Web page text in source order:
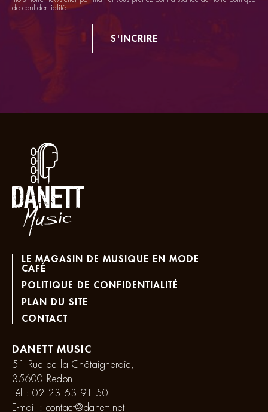
de confidentialité.
S'INCRIRE
LE MAGASIN DE MUSIQUE EN MODE
CAFÉ
POLITIQUE DE CONFIDENTIALITÉ
PLAN DU SITE
CONTACT
DANETT MUSIC
51 Rue de la Châtaigneraie,
35600 Redon
Tél : 02 23 63 91 50
E-mail : contact@danett.net